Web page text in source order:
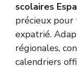
scolaires
précieux
expatrié.
régionales,
calendriers